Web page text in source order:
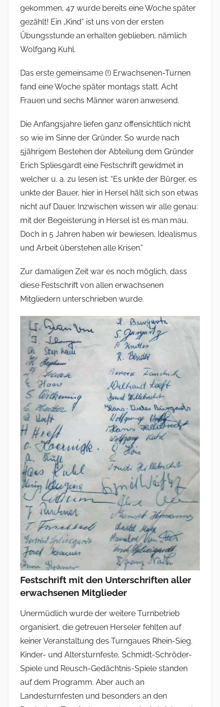
gekommen, 47 wurde bereits eine Woche später
gezählt! Ein „Kind“ ist uns von der ersten
Übungsstunde an erhalten geblieben, nämlich
Wolfgang Kuhl.
Das erste gemeinsame (!) Erwachse­nen-Turnen
fand eine Woche später montags statt. Acht
Frauen und sechs Männer waren anwesend.
Die Anfangsjahre liefen ganz offensichtlich nicht
so wie im Sinne der Gründer. So wurde nach
5jährigem Bestehen der Abteilung dem Gründer
Erich Spliesgardt eine Festschrift gewidmet in
welcher u. a. zu lesen ist: “Es unkte der Bürger, es
unkte der Bauer, hier in Hersel hält sich son etwas
nicht auf Dauer. Inzwischen wissen wir alle genau:
mit der Begeisterung in Hersel ist es man mau.
Doch in 5 Jahren haben wir bewiesen, Idealismus
und Arbeit überstehen alle Krisen.”
Zur damaligen Zeit war es noch möglich, dass
diese Festschrift von allen erwachsenen
Mitgliedern unterschrieben wurde.
Festschrift mit den Unterschriften aller
erwachsenen Mitglieder
Unermüdlich wurde der weitere Turnbetrieb
organisiert, die getreuen Herseler fehlten auf
keiner Veranstaltung des Turngaues Rhein-Sieg.
Kinder- und Altersturnfeste, Schmidt-Schröder-
Spiele und Reusch-Gedächtnis-Spiele standen
auf dem Programm. Aber auch an
Landesturnfesten und besonders an den